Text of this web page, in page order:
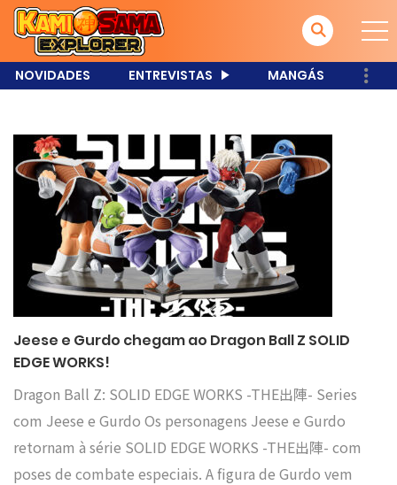
NOVIDADES ENTREVISTAS MANGÁS
Jeese e Gurdo chegam ao Dragon Ball Z SOLID
EDGE WORKS!
Dragon Ball Z: SOLID EDGE WORKS -THE出陣- Series
com Jeese e Gurdo Os personagens Jeese e Gurdo
retornam à série SOLID EDGE WORKS -THE出陣- com
poses de combate especiais. A figura de Gurdo vem